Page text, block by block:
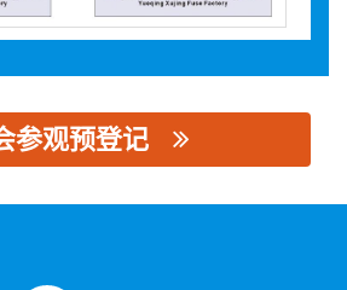
参观预登记